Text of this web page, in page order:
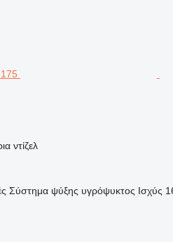
ντίζελ
Σύστημα ψύξης υγρόψυκτος Ισχύς